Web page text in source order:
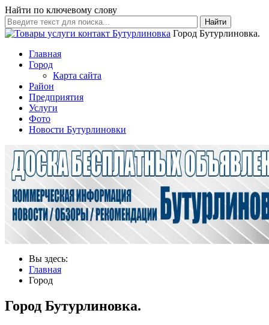
Найти по ключевому слову
Найти
Город Бутурлиновка.
Главная
Город
Карта сайта
Район
Предприятия
Услуги
Фото
Новости Бутурлиновки
Вы здесь:
Главная
Город
Город Бутурлиновка.